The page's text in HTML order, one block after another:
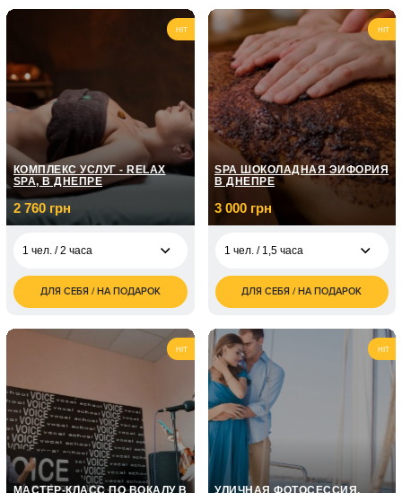
4 500
грн
2 чел. / 2 дней
1 чел. / 1,5 часа
1 770
грн
HIT
КОМПЛЕКС УСЛУГ - RELAX
SPA, В ДНЕПРЕ
2 760 грн
1 чел. / 2 часа
2 760
грн
ДЛЯ СЕБЯ / НА ПОДАРОК
HIT
SPA ШОКОЛАДНАЯ ЭЙФОРИЯ
В ДНЕПРЕ
3 000 грн
1 чел. / 1,5 часа
3 000
грн
ДЛЯ СЕБЯ / НА ПОДАРОК
HIT
МАСТЕР-КЛАСС ПО ВОКАЛУ В
HIT
УЛИЧНАЯ ФОТОСЕССИЯ,